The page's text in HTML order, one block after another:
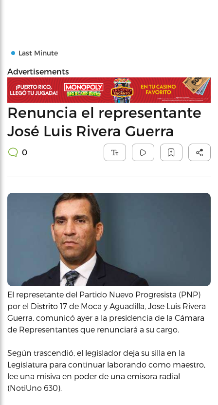
Last Minute
Advertisements
Renuncia el representante
José Luis Rivera Guerra
0
El represetante del Partido Nuevo Progresista (PNP)
por el Distrito 17 de Moca y Aguadilla, Jose Luis Rivera
Guerra, comunicó ayer a la presidencia de la Cámara
de Representantes que renunciará a su cargo.
Según trascendió, el legislador deja su silla en la
Legislatura para continuar laborando como maestro,
lee una misiva en poder de una emisora radial
(NotiUno 630).